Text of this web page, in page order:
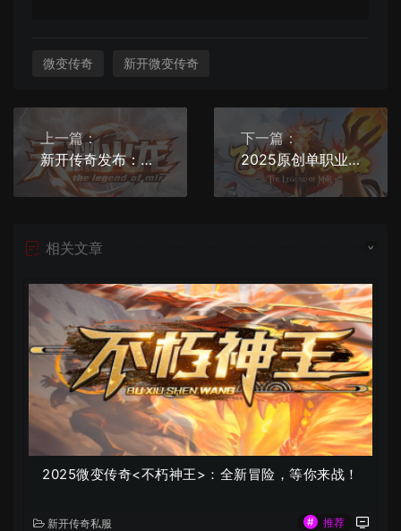
微变传奇 新开微变传奇
上一篇：
新开传奇发布：五年经验打造《天渊火龙》震撼上线，全新玩法引爆热潮！
下一篇：
2025原创单职业传奇《飞仙小极品》今日震撼首测！仙缘已至，等你来战！
相关文章
2025微变传奇<不朽神王>：全新冒险，等你来战！
新开传奇私服 #
推荐